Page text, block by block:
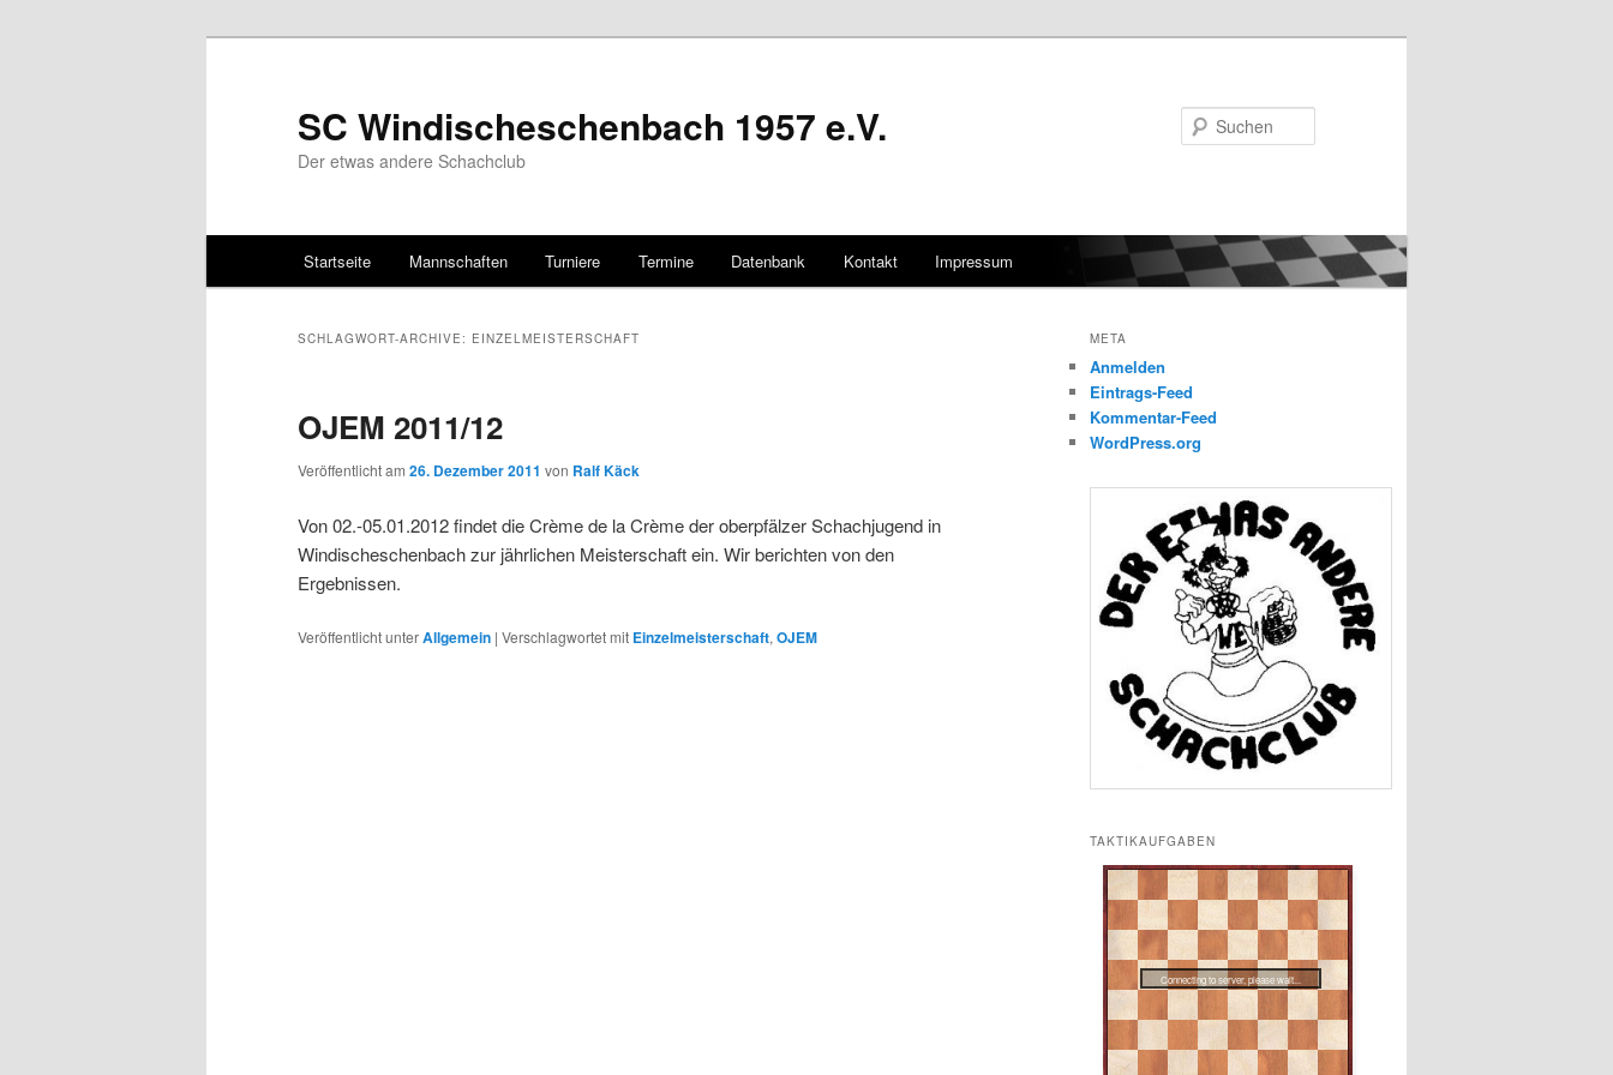
SC Windischeschenbach 1957 e.V.
Der etwas andere Schachclub
Zum Inhalt wechseln
Zum sekundären Inhalt wechseln
Startseite Mannschaften Turniere Termine Datenbank Kontakt Impressum
SCHLAGWORT-ARCHIVE: EINZELMEISTERSCHAFT
OJEM 2011/12
Veröffentlicht am 26. Dezember 2011 von Ralf Käck
Von 02.-05.01.2012 findet die Crème de la Crème der oberpfälzer Schachjugend in
Windischeschenbach zur jährlichen Meisterschaft ein. Wir berichten von den
Ergebnissen.
Veröffentlicht unterAllgemein | Verschlagwortet mit Einzelmeisterschaft, OJEM
META
Anmelden
Eintrags-Feed
Kommentar-Feed
WordPress.org
TAKTIKAUFGABEN